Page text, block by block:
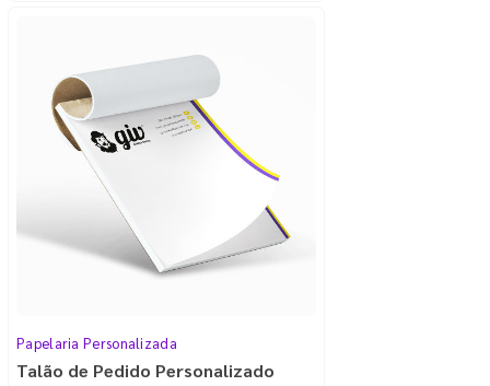
Papelaria Personalizada
Talão de Pedido Personalizado